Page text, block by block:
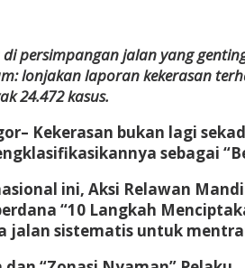
persimpangan jalan yang
lonjakan laporan kekerasan
24.472 kasus.
Kekerasan bukan lagi
sebagai
ini, Aksi Relawan
“10 Langkah
jalan sistematis untuk